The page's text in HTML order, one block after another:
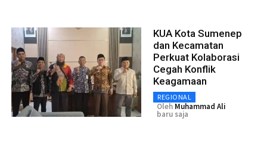
KUA Kota Sumenep
dan Kecamatan
Perkuat Kolaborasi
Cegah Konflik
Keagamaan
REGIONAL
Oleh Muhammad Ali
baru saja